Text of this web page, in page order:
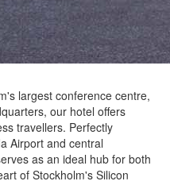
largest conference centre,
our hotel offers
travellers. Perfectly
Airport and central
as an ideal hub for both
of Stockholm's Silicon